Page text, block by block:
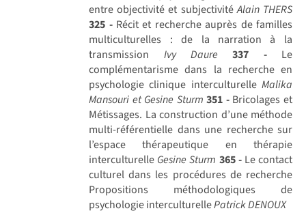
entre objectivité et subjectivitéAlain THERS
325 -Récit et recherche auprès de familles
multiculturelles : de la narration à la
transmission Ivy Daure 337 -Le
complémentarisme dans la recherche en
psychologie clinique interculturelle Malika
Mansouri et Gesine Sturm 351 -Bricolages et
Métissages. La construction d’une méthode
multi-référentielle dans une recherche sur
l’espace thérapeutique en thérapie
interculturelle Gesine Sturm 365 -Le contact
culturel dans les procédures de recherche
Propositions méthodologiques de
psychologie interculturellePatrick DENOUX